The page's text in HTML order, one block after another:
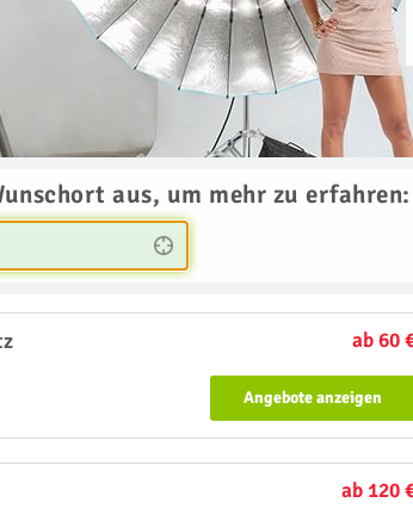
aus, um mehr zu erfahren:
ab 60
Angebote anzeigen
ab 120